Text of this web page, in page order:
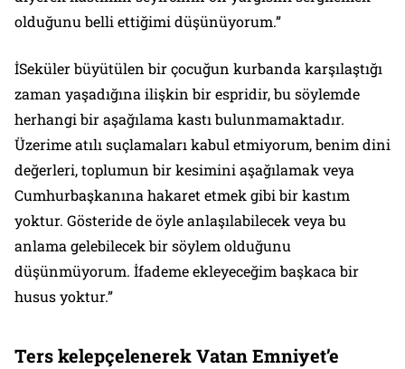
olduğunu belli ettiğimi düşünüyorum.”
İSeküler büyütülen bir çocuğun kurbanda karşılaştığı
zaman yaşadığına ilişkin bir espridir, bu söylemde
herhangi bir aşağılama kastı bulunmamaktadır.
Üzerime atılı suçlamaları kabul etmiyorum, benim dini
değerleri, toplumun bir kesimini aşağılamak veya
Cumhurbaşkanına hakaret etmek gibi bir kastım
yoktur. Gösteride de öyle anlaşılabilecek veya bu
anlama gelebilecek bir söylem olduğunu
düşünmüyorum. İfademe ekleyeceğim başkaca bir
husus yoktur.”
Ters kelepçelenerek Vatan Emniyet’e